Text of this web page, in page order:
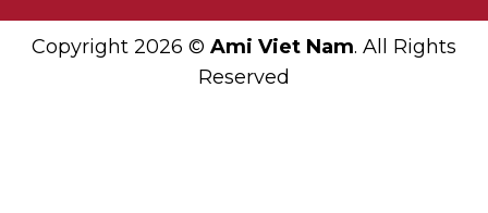
Copyright 2026 © Ami Viet Nam. All Rights
Reserved